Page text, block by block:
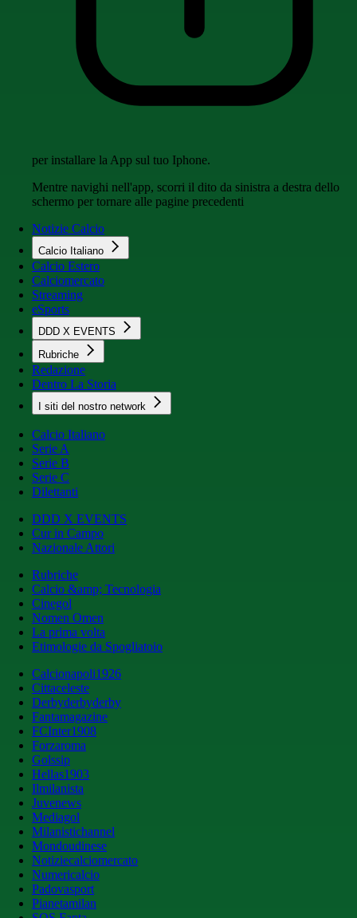
per installare la App sul tuo Iphone.
Mentre navighi nell'app, scorri il dito da sinistra a destra dello
schermo per tornare alle pagine precedenti
Notizie Calcio
Calcio Italiano
Calcio Estero
Calciomercato
Streaming
eSports
DDD X EVENTS
Rubriche
Redazione
Dentro La Storia
I siti del nostro network
Calcio Italiano
Serie A
Serie B
Serie C
Dilettanti
DDD X EVENTS
Cur in Campo
Nazionale Attori
Rubriche
Calcio &amp; Tecnologia
Cinegol
Nomen Omen
La prima volta
Etimologie da Spogliatoio
Calcionapoli1926
Cittaceleste
Derbyderbyderby
Fantamagazine
FCInter1908
Forzaroma
Golssip
Hellas1903
Ilmilanista
Juvenews
Mediagol
Milanistichannel
Mondoudinese
Notiziecalciomercato
Numericalcio
Padovasport
Pianetamilan